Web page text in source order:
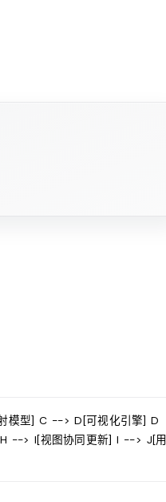
模型] C --> D[可视化引擎] D
--> I[视图协同更新] I --> J[用